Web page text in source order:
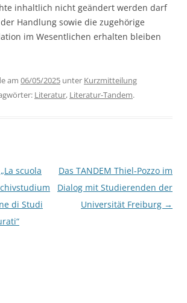
inhaltlich nicht geändert werden darf
Handlung sowie die zugehörige
im Wesentlichen erhalten bleiben
am 06/05/2025 unter Kurzmitteilung
Literatur, Literatur-Tandem.
scuola
di Studi
Das TANDEM Thiel-Pozzo im
Dialog mit Studierenden der
Universität Freiburg →